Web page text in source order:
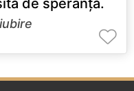
iubire